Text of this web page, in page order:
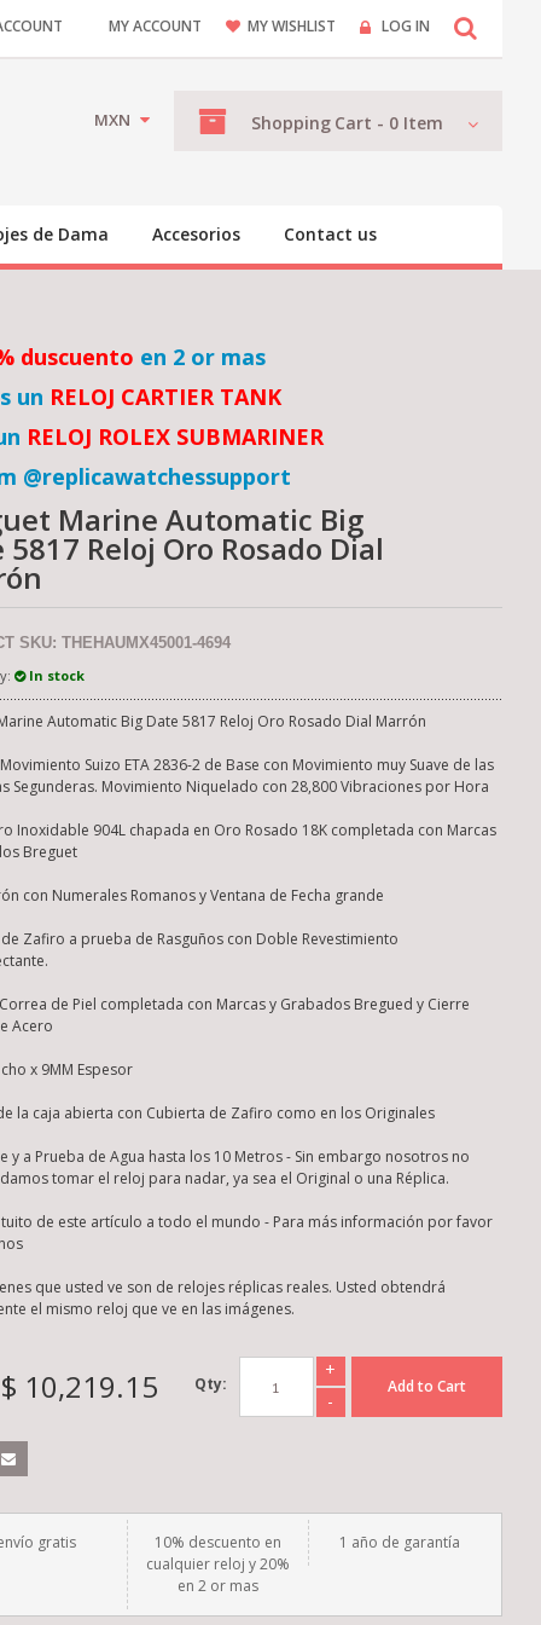
MY ACCOUNT MY WISHLIST LOG IN
Shopping Cart - 0 Item
MXN
de Dama Accesorios Contact us
OMEGA SEAMASTER CO-AXIAL
ESPEJO 1:1
MXN$ 13,342.15
duscuento en 2 or mas
un RELOJ CARTIER TANK
RELOJ ROLEX SUBMARINER
@replicawatchessupport
Marine Automatic Big
5817 Reloj Oro Rosado Dial
SKU: THEHAUMX45001-4694
In stock
Automatic Big Date 5817 Reloj Oro Rosado Dial Marrón
Suizo ETA 2836-2 de Base con Movimiento muy Suave de las
Segunderas. Movimiento Niquelado con 28,800 Vibraciones por Hora
Inoxidable 904L chapada en Oro Rosado 18K completada con Marcas
Breguet
con Numerales Romanos y Ventana de Fecha grande
Zafiro a prueba de Rasguños con Doble Revestimiento
de Piel completada con Marcas y Grabados Bregued y Cierre
Acero
x 9MM Espesor
la caja abierta con Cubierta de Zafiro como en los Originales
y a Prueba de Agua hasta los 10 Metros - Sin embargo nosotros no
tomar el reloj para nadar, ya sea el Original o una Réplica.
de este artículo a todo el mundo - Para más información por favor
que usted ve son de relojes réplicas reales. Usted obtendrá
el mismo reloj que ve en las imágenes.
Qty:
+
-
Add to Cart
10,219.15
gratis
10% descuento en
cualquier reloj y 20%
en 2 or mas
1 año de garantía